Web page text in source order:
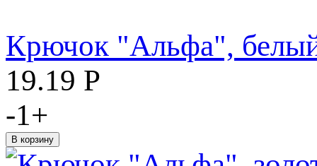
Крючок "Альфа",
19.19 Р
-1+